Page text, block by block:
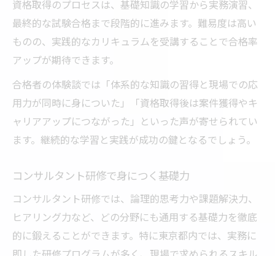
資格取得のプロセスは、基礎知識の学習から実務演習、
最終的な試験合格まで段階的に進みます。難易度は高い
ものの、実践的なカリキュラムを受講することで合格率
アップが期待できます。
合格者の体験談では「体系的な知識の習得と現場での応
用力が同時に身についた」「資格取得後は案件獲得やキ
ャリアアップにつながった」といった声が寄せられてい
ます。継続的な学習と実践が成功の鍵となるでしょう。
コンサルタント研修で身につく基礎力
コンサルタント研修では、論理的思考力や課題解決力、
ヒアリング力など、どの分野にも通用する基礎力を徹底
的に鍛えることができます。特に東京都内では、実務に